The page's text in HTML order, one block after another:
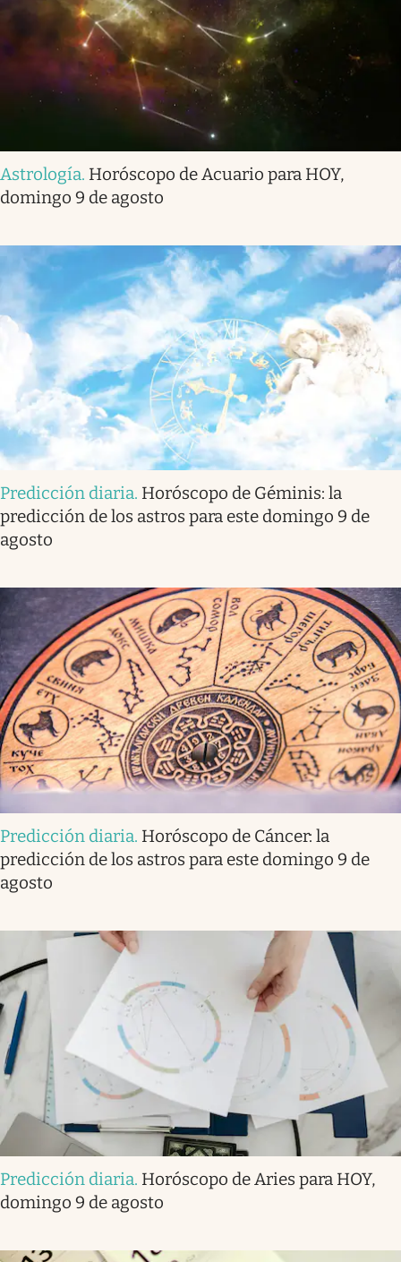
Astrología. Horóscopo de Acuario para HOY,
domingo 9 de agosto
Predicción diaria. Horóscopo de Géminis: la
predicción de los astros para este domingo 9 de
agosto
Predicción diaria. Horóscopo de Cáncer: la
predicción de los astros para este domingo 9 de
agosto
Predicción diaria. Horóscopo de Aries para HOY,
domingo 9 de agosto